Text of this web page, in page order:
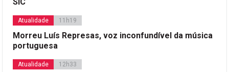
Atualidade 11h19
Morreu Luís Represas, voz inconfundível da música
portuguesa
Atualidade 12h33